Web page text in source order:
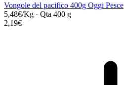
Vongole del pacifico 400g Oggi Pesce
5,48€/Kg · Qta 400 g
2,19€